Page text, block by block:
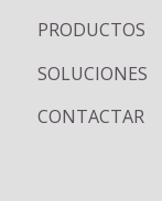
PRODUCTOS
SOLUCIONES
CONTACTAR